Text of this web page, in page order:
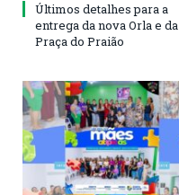
Últimos detalhes para a
entrega da nova Orla e da
Praça do Praião